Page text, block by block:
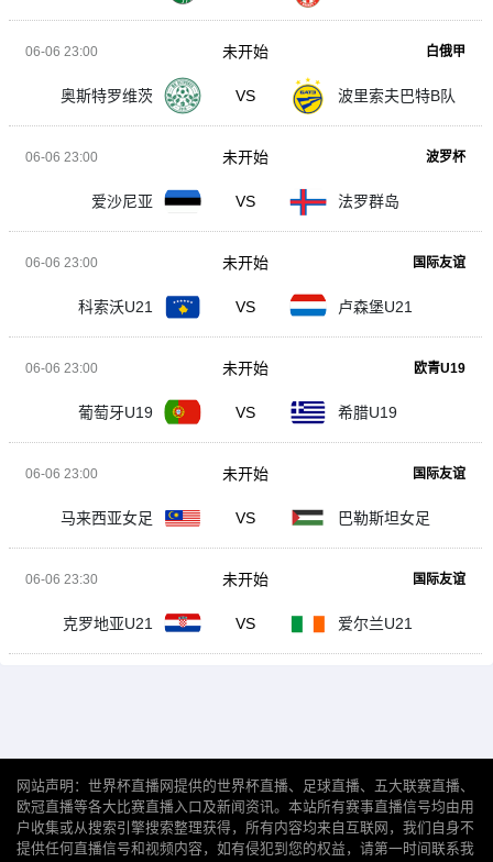
06-06 23:00 白俄甲
奥斯特罗维茨 VS 波里索夫巴特B队
未开始
06-06 23:00 波罗杯
爱沙尼亚 VS 法罗群岛
未开始
06-06 23:00 国际友谊
科索沃U21 VS 卢森堡U21
未开始
06-06 23:00 欧青U19
葡萄牙U19 VS 希腊U19
未开始
06-06 23:00 国际友谊
马来西亚女足 VS 巴勒斯坦女足
未开始
06-06 23:30 国际友谊
克罗地亚U21 VS 爱尔兰U21
未开始
网站声明：世界杯直播网提供的世界杯直播、足球直播、五大联赛直播、
欧冠直播等各大比赛直播入口及新闻资讯。本站所有赛事直播信号均由用
户收集或从搜索引擎搜索整理获得，所有内容均来自互联网，我们自身不
提供任何直播信号和视频内容，如有侵犯到您的权益，请第一时间联系我